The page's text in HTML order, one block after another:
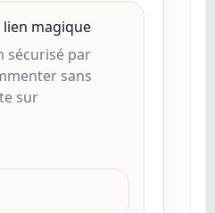
magique
sécurisé par
sans
sur